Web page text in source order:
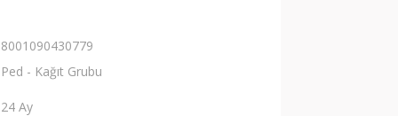
8001090430779
Ped - Kağıt Grubu
24 Ay